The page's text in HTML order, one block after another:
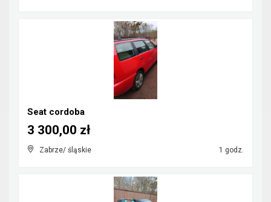
Seat cordoba
Zabrze/ śląskie 1 godz.
3 300,00 zł